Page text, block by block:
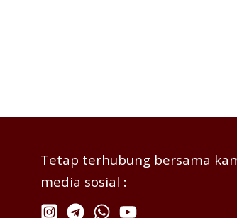
Tetap terhubung bersama
media sosial :